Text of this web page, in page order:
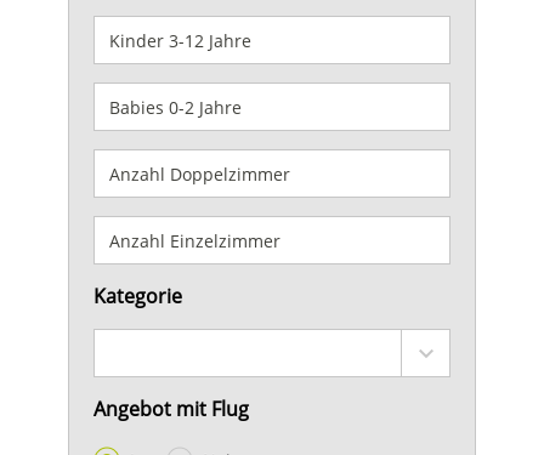
Kategorie
Angebot mit Flug